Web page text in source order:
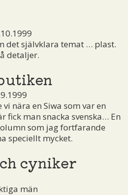
det självklara temat … plast.
detaljer.
nära en Siwa som var en
fick man snacka svenska… En
som jag fortfarande
speciellt mycket.
cyniker
män